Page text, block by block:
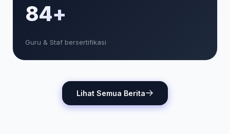
85+
Guru & Staf bersertifikasi
Lihat Semua Berita